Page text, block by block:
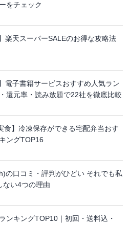
をチェック
楽天スーパーSALEのお得な攻略法
電子書籍サービスおすすめ人気ラン
還元率・読み放題で22社を徹底比較
食】冷凍保存ができる宅配弁当おす
ングTOP16
の口コミ・評判がひどい それでも私
ない4つの理由
ンキングTOP10｜初回・送料込・